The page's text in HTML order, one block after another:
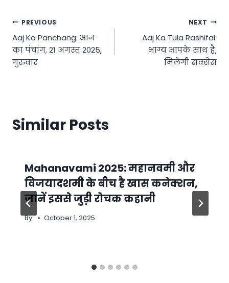
Post
navigation
PREVIOUS
Aaj Ka Panchang: आज
का पंचांग, 21 अगस्त 2025,
गुरुवार
NEXT
Aaj Ka Tula Rashifal:
भाग्य आपके साथ है,
मिलेगी सक्सेस
Similar Posts
Mahanavami 2025: महानवमी और
विजयादशमी के बीच है खास कनेक्शन,
जानें इससे जुड़ी रोचक कहानी
By October 1, 2025